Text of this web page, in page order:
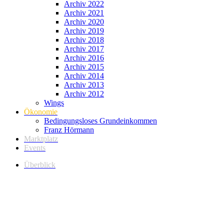
Archiv 2022
Archiv 2021
Archiv 2020
Archiv 2019
Archiv 2018
Archiv 2017
Archiv 2016
Archiv 2015
Archiv 2014
Archiv 2013
Archiv 2012
Wings
Ökonomie
Bedingungsloses Grundeinkommen
Franz Hörmann
Marktplatz
Events
Überblick